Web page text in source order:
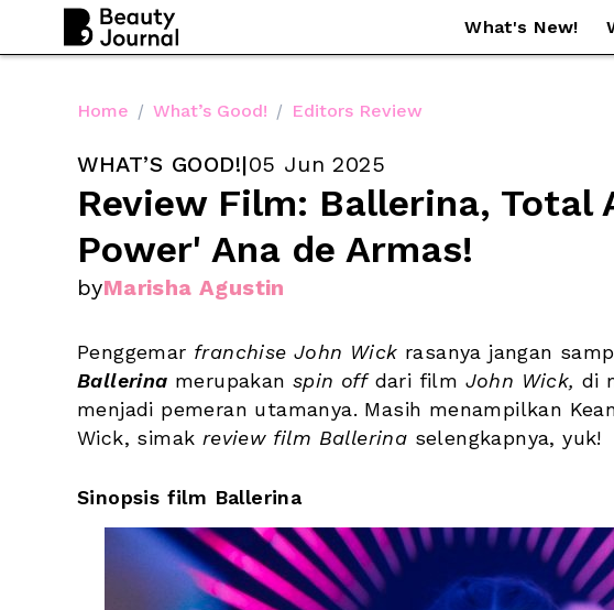
What's New!
Home / What’s Good! / Editors Review
WHAT’S GOOD!|05 Jun 2025
Review Film: Ballerina, Total
Power' Ana de Armas!
byMarisha Agustin
Penggemar franchise John Wick
Ballerina merupakan spin off dari film John Wick, di
menjadi pemeran utamanya. Masih menampilkan
Wick, simak review film Ballerina selengkapnya, yuk!
Sinopsis film Ballerina